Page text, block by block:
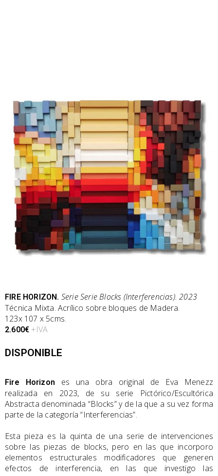
FIRE HORIZON. Serie Serie Blocks (Interferencias). 2023
Técnica Mixta. Acrílico sobre bloques de Madera.
123x 107 x 5cms.
2.600€ +IVA
DISPONIBLE
Fire Horizon
es una obra original de Eva Menezz
realizada en 2023, de su serie Pictórico/Escultórica
Abstracta denominada “Blocks” y de la que a su vez forma
parte de la categoría “Interferencias”.
Esta pieza es la quinta de una serie de intervenciones
sobre las piezas de blocks, pero en las que incorporo
elementos estructurales modificadores que generen
efectos de interferencia, en las que investigo las